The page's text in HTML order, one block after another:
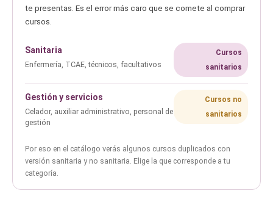
te presentas. Es el error más caro que se comete al comprar
cursos.
Sanitaria
Enfermería, TCAE, técnicos, facultativos
Cursos
sanitarios
Gestión y servicios
Celador, auxiliar administrativo, personal de
gestión
Cursos no
sanitarios
Por eso en el catálogo verás algunos cursos duplicados con
versión sanitaria y no sanitaria. Elige la que corresponde a tu
categoría.